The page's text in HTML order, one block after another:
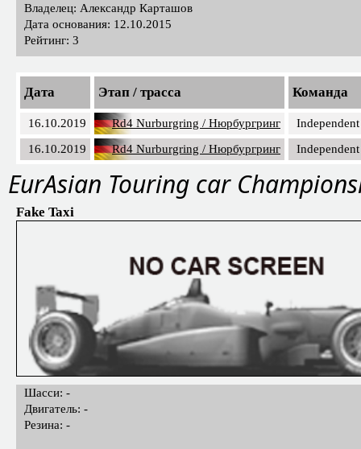
Владелец: Александр Карташов
Дата основания: 12.10.2015
Рейтинг: 3
Дата Этап / трасса Команда
16.10.2019 Rd4 Nurburgring / Нюрбургринг
16.10.2019
Rd4 Nurburgring / Нюрбургринг
EurAsian Touring car
Fake Taxi
Шасси: -
Двигатель: -
Резина: -